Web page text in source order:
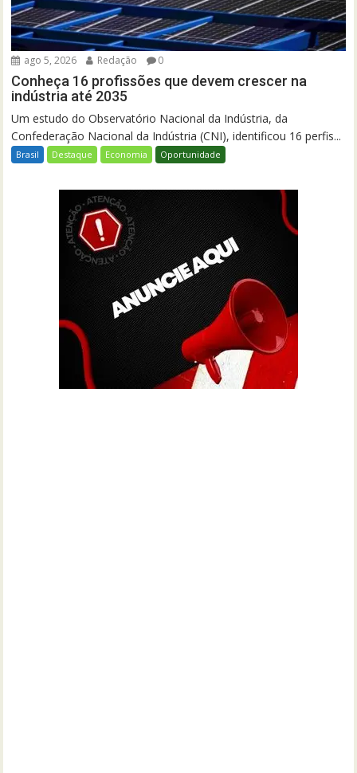
ago 5, 2026 Redação 0
Conheça 16 profissões que devem crescer na
indústria até 2035
Um estudo do Observatório Nacional da Indústria, da
Confederação Nacional da Indústria (CNI), identificou 16 perfis...
Brasil Destaque Economia Oportunidade